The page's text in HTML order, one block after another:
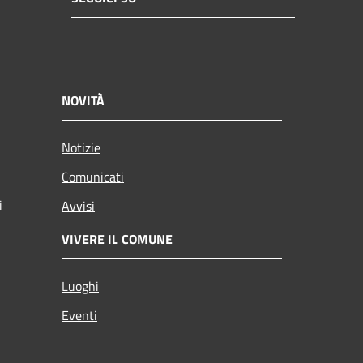
NOVITÀ
Notizie
Comunicati
Avvisi
VIVERE IL COMUNE
Luoghi
Eventi